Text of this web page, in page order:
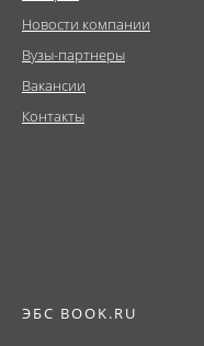
Новости компании
Вузы-партнеры
Вакансии
Контакты
ЭБС BOOK.RU